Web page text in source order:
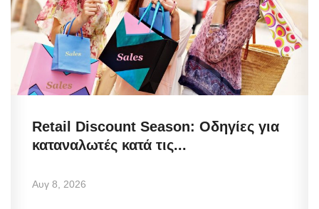
Retail Discount Season: Οδηγίες για
καταναλωτές κατά τις...
Αυγ 8, 2026